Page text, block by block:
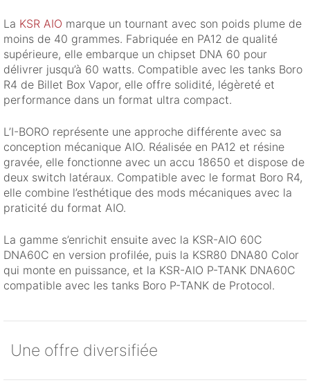
La KSR AIO marque un tournant avec son poids plume de
moins de 40 grammes. Fabriquée en PA12 de qualité
supérieure, elle embarque un chipset DNA 60 pour
délivrer jusqu’à 60 watts. Compatible avec les tanks Boro
R4 de Billet Box Vapor, elle offre solidité, légèreté et
performance dans un format ultra compact.
L’I-BORO représente une approche différente avec sa
conception mécanique AIO. Réalisée en PA12 et résine
gravée, elle fonctionne avec un accu 18650 et dispose de
deux switch latéraux. Compatible avec le format Boro R4,
elle combine l’esthétique des mods mécaniques avec la
praticité du format AIO.
La gamme s’enrichit ensuite avec la KSR-AIO 60C
DNA60C en version profilée, puis la KSR80 DNA80 Color
qui monte en puissance, et la KSR-AIO P-TANK DNA60C
compatible avec les tanks Boro P-TANK de Protocol.
Une offre diversifiée